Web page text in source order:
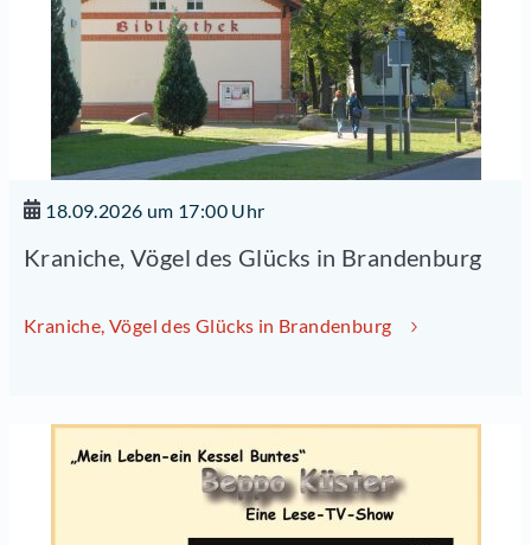
18.09.2026 um 17:00 Uhr
Kraniche, Vögel des Glücks in Brandenburg
Kraniche, Vögel des Glücks in Brandenburg